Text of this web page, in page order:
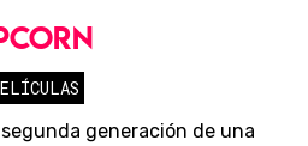
generación de una